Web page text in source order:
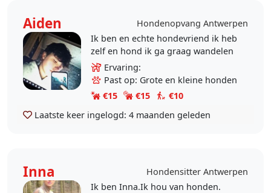
Aiden
Hondenopvang Antwerpen
Ik ben en echte hondevriend ik heb
zelf en hond ik ga graag wandelen
Ervaring:
Past op: Grote en kleine honden
€15
€15
€10
Laatste keer ingelogd: 4 maanden geleden
Inna
Hondensitter Antwerpen
Ik ben Inna.Ik hou van honden.